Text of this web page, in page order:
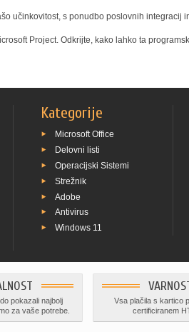
učinkovitost, s ponudbo poslovnih integracij
Project. Odkrijte, kako lahko ta
Kategorije
Microsoft Office
Delovni listi
Operacijski Sistemi
Strežnik
Adobe
Antivirus
Windows 11
pokazali najbolj
za vaše potrebe.
Vsa plačila s kartico
certificiranem